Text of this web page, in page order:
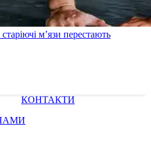
м’язи перестають
КОНТАКТИ